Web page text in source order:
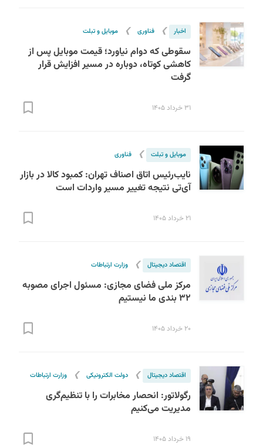
اخبار ❯ فناوری ❯ موبایل و تبلت
سقوطی که دوام نیاورد؛ قیمت موبایل پس از
کاهشی کوتاه، دوباره در مسیر افزایش قرار
گرفت
۳۱ خرداد ۱۴۰۵
موبایل و تبلت ❯ فناوری
نایب‌رئیس اتاق اصناف تهران: کمبود کالا در بازار
آی‌تی نتیجه تغییر مسیر واردات است
۲۱ خرداد ۱۴۰۵
اقتصاد دیجیتال ❯ وزارت ارتباطات
مرکز ملی فضای مجازی: مسئول اجرای مصوبه
۳۲ بندی ما نیستیم
۲۰ خرداد ۱۴۰۵
اقتصاد دیجیتال ❯ دولت الکترونیکی ❯ وزارت ارتباطات
رگولاتور: انحصار مخابرات را با تنظیم‌گری
مدیریت می‌کنیم
۱۹ خرداد ۱۴۰۵